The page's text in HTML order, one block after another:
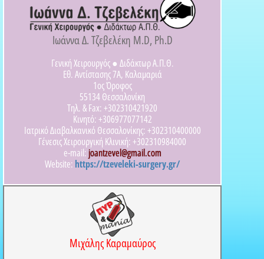
Ιωάννα Δ. Τζεβελέκη M.D, Ph.D
Γενική Χειρουργός ● Διδάκτωρ Α.Π.Θ.
Εθ. Αντίστασης 7Α, Καλαμαριά
1ος Όροφος
55134 Θεσσαλονίκη
Τηλ. & Fax: +302310421920
Κινητό: +306977077142
Ιατρικό Διαβαλκανικό Θεσσαλονίκης: +302310400000
Γένεσις Χειρουργική Κλινική: +302310984000
e-mail: joantzevel@gmail.com
Website: https://tzeveleki-surgery.gr/
Μιχάλης Καραμαύρος